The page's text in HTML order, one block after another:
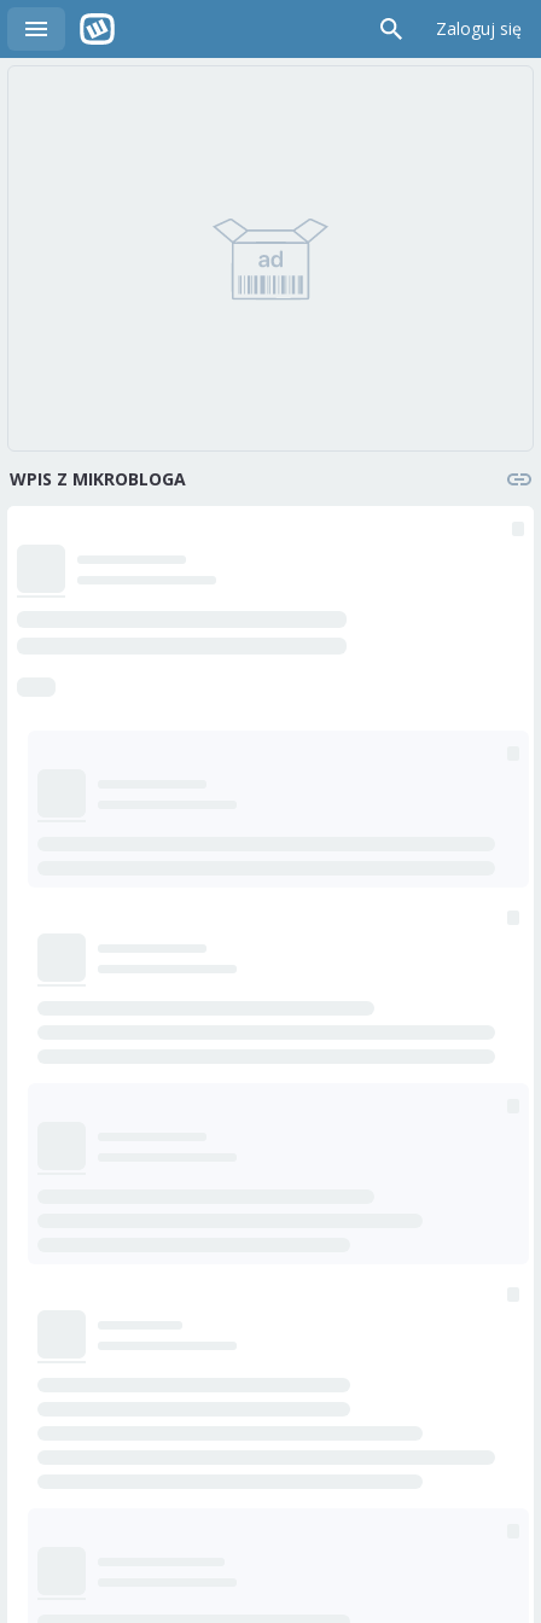
Zaloguj się
WPIS Z MIKROBLOGA